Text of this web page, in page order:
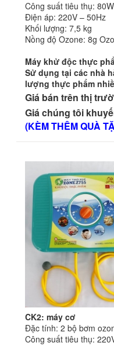
Công suất tiêu thụ: 80W
Điện áp: 220V – 50Hz
Khối lượng: 7,5 kg
Nồng độ Ozone: 8g
Máy khử độc thực
Sử dụng tại các nhà
lượng thực phẩm
Giá bán trên thị
Giá chúng tôi
(KÈM THÊM QUÀ
CK2: máy cơ
Đặc tính: 2 bộ bơm
Công suất tiêu thụ: